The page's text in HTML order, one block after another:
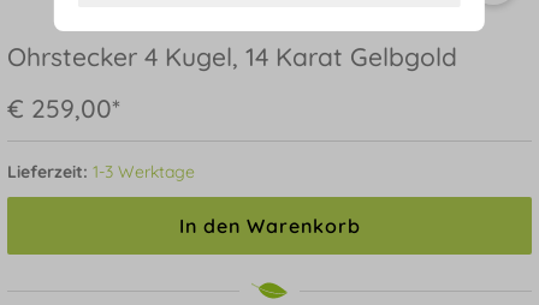
Ohrstecker 4 Kugel, 14 Karat Gelbgold
€ 259,00*
Lieferzeit: 1-3 Werktage
In den Warenkorb